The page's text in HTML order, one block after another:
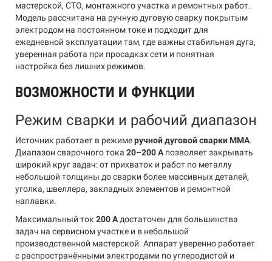
мастерской, СТО, монтажного участка и ремонтных работ.
Модель рассчитана на ручную дуговую сварку покрытым
электродом на постоянном токе и подходит для
ежедневной эксплуатации там, где важны стабильная дуга,
уверенная работа при просадках сети и понятная
настройка без лишних режимов.
ВОЗМОЖНОСТИ И ФУНКЦИИ
Режим сварки и рабочий диапазон
Источник работает в режимеручной дуговой сварки MMA.
Диапазон сварочного тока 20–200 А позволяет закрывать
широкий круг задач: от прихваток и работ по металлу
небольшой толщины до сварки более массивных деталей,
уголка, швеллера, закладных элементов и ремонтной
наплавки.
Максимальный ток 200 А достаточен для большинства
задач на сервисном участке и в небольшой
производственной мастерской. Аппарат уверенно работает
с распространёнными электродами по углеродистой и